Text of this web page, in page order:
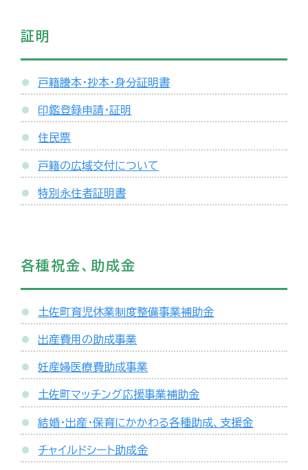
証明
戸籍謄本・抄本・身分証明書
印鑑登録申請・証明
住民票
戸籍の広域交付について
特別永住者証明書
各種祝金、助成金
土佐町育児休業制度整備事業補助金
出産費用の助成事業
妊産婦医療費助成事業
土佐町マッチング応援事業補助金
結婚・出産・保育にかかわる各種助成、支援金
チャイルドシート助成金